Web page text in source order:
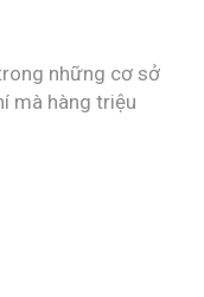
những cơ sở
mà hàng triệu